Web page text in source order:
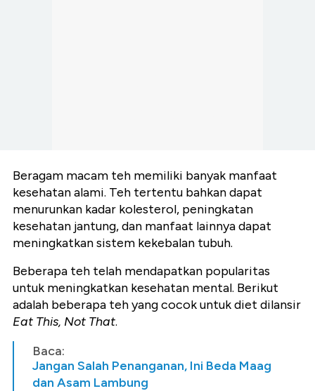
Beragam macam teh memiliki banyak manfaat
kesehatan alami. Teh tertentu bahkan dapat
menurunkan kadar kolesterol, peningkatan
kesehatan jantung, dan manfaat lainnya dapat
meningkatkan sistem kekebalan tubuh.
Beberapa teh telah mendapatkan popularitas
untuk meningkatkan kesehatan mental. Berikut
adalah beberapa teh yang cocok untuk diet dilansir
Eat This, Not That.
Baca:
Jangan Salah Penanganan, Ini Beda Maag
dan Asam Lambung